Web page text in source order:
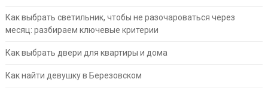
Как выбрать светильник, чтобы не разочароваться через
месяц: разбираем ключевые критерии
Как выбрать двери для квартиры и дома
Как найти девушку в Березовском